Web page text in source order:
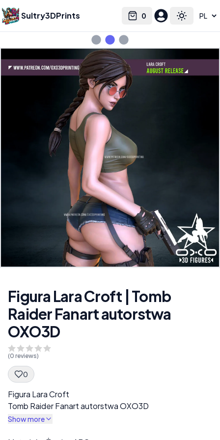
Sultry3DPrints 0
Cart Toggle
Select language
Figura Lara Croft | Tomb
Raider Fanart autorstwa
OXO3D
(0 reviews)
0
Spec Description
Figura Lara Croft
Tomb Raider Fanart autorstwa OXO3D
Show more